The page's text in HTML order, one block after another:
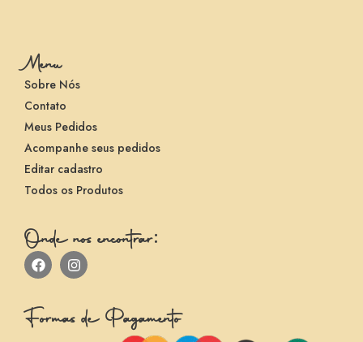
Menu
Sobre Nós
Contato
Meus Pedidos
Acompanhe seus pedidos
Editar cadastro
Todos os Produtos
Onde nos encontrar:
Formas de Pagamento